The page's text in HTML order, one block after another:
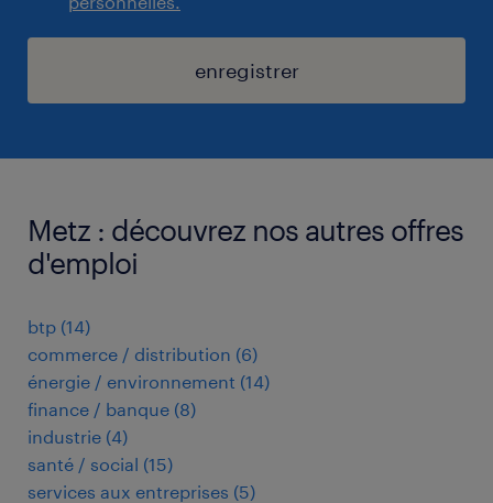
enregistrer
Metz : découvrez nos autres offres
d'emploi
btp (14)
commerce / distribution (6)
énergie / environnement (14)
finance / banque (8)
industrie (4)
santé / social (15)
services aux entreprises (5)